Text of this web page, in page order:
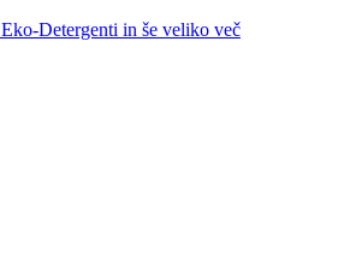
Eko-Detergenti in še veliko več